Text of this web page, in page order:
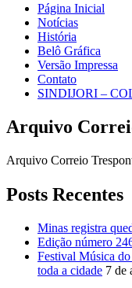
Página Inicial
Notícias
História
Belô Gráfica
Versão Impressa
Contato
SINDIJORI –
Arquivo
Arquivo Correio
Posts Recentes
Minas registra
Edição número
Festival Música
toda a cidade 7 de